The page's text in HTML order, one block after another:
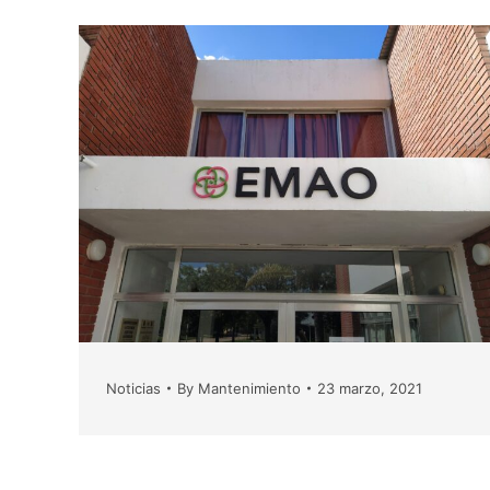
Noticias By Mantenimiento 23 marzo, 2021